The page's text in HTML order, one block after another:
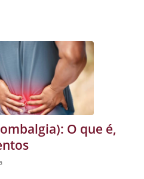
O que é,